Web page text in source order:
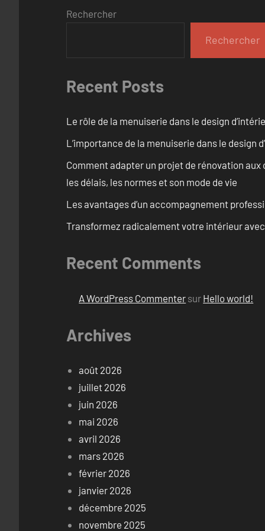
Rechercher
Rechercher
Recent Posts
Le rôle de la menuiserie dans le design
L’importance de la menuiserie dans le design
Comment adapter un projet de rénovation
les délais, les normes et son mode de vie
Les avantages d’un accompagnement
Transformez radicalement votre intérieur
Recent Comments
A WordPress Commenter sur Hello world!
Archives
août 2026
juillet 2026
juin 2026
mai 2026
avril 2026
mars 2026
février 2026
janvier 2026
décembre 2025
novembre 2025